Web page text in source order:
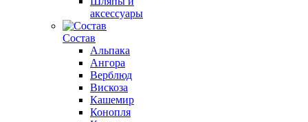
аксессуары
Состав
Альпака
Ангора
Верблюд
Вискоза
Кашемир
Конопля